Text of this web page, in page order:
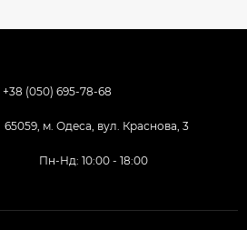
+38 (050) 695-78-68
65059, м. Одеса, вул. Краснова, 3
Пн-Нд: 10:00 - 18:00